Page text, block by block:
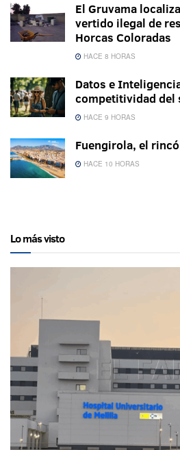
El Gruvama
vertido ilegal de
Horcas Coloradas
HACE 8 HORAS
Datos e
competitividad
HACE 9 HORAS
Fuengirola, el
HACE 10 HORAS
Lo más visto